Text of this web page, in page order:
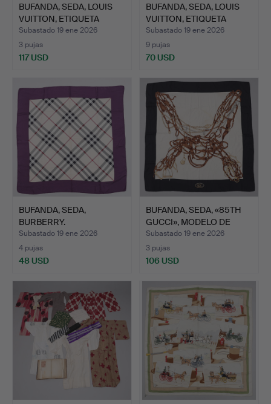
BUFANDA, SEDA, LOUIS
VUITTON, ETIQUETA
MAR…
Subastado 19 ene 2026
3 pujas
117 USD
BUFANDA, SEDA, LOUIS
VUITTON, ETIQUETA
MAR…
Subastado 19 ene 2026
9 pujas
70 USD
BUFANDA, SEDA,
BURBERRY.
Subastado 19 ene 2026
4 pujas
48 USD
BUFANDA, SEDA, «85TH
GUCCI», MODELO DE
ANI…
Subastado 19 ene 2026
3 pujas
106 USD